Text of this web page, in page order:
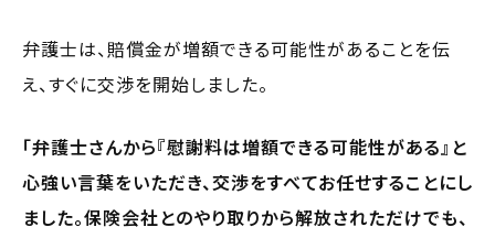
弁護士は、賠償金が増額できる可能性があることを伝
え、すぐに交渉を開始しました。
「弁護士さんから『慰謝料は増額できる可能性がある』と
心強い言葉をいただき、交渉をすべてお任せすることにし
ました。保険会社とのやり取りから解放されただけでも、